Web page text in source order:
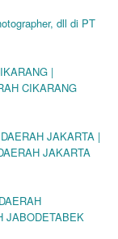
dll di PT
|
CIKARANG
JAKARTA |
JAKARTA
JABODETABEK